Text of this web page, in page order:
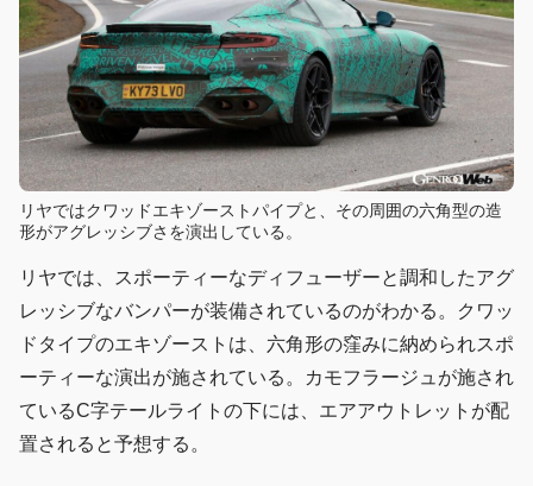
リヤではクワッドエキゾーストパイプと、その周囲の六角型の造
形がアグレッシブさを演出している。
リヤでは、スポーティーなディフューザーと調和したアグ
レッシブなバンパーが装備されているのがわかる。クワッ
ドタイプのエキゾーストは、六角形の窪みに納められスポ
ーティーな演出が施されている。カモフラージュが施され
ているC字テールライトの下には、エアアウトレットが配
置されると予想する。